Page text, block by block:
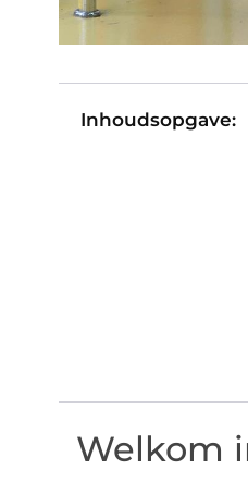
Inhoudsopgave:
Welkom